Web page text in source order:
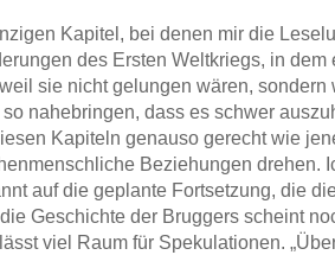
Kapitel, bei denen mir die
des Ersten Weltkriegs, in
sie nicht gelungen wären,
nahebringen, dass es schwer
Kapiteln genauso gerecht wie
Beziehungen drehen.
auf die geplante Fortsetzung, die
Geschichte der Bruggers scheint
viel Raum für Spekulationen.